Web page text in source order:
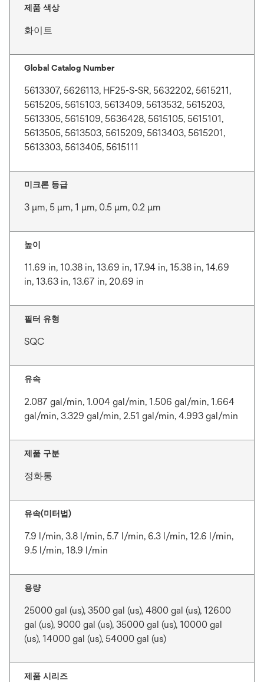
제품 색상
화이트
Global Catalog Number
5613307, 5626113, HF25-S-SR, 5632202, 5615211,
5615205, 5615103, 5613409, 5613532, 5615203,
5613305, 5615109, 5636428, 5615105, 5615101,
5613505, 5613503, 5615209, 5613403, 5615201,
5613303, 5613405, 5615111
미크론 등급
3 μm, 5 μm, 1 μm, 0.5 μm, 0.2 μm
높이
11.69 in, 10.38 in, 13.69 in, 17.94 in, 15.38 in, 14.69
in, 13.63 in, 13.67 in, 20.69 in
필터 유형
SQC
유속
2.087 gal/min, 1.004 gal/min, 1.506 gal/min, 1.664
gal/min, 3.329 gal/min, 2.51 gal/min, 4.993 gal/min
제품 구분
정화통
유속(미터법)
7.9 l/min, 3.8 l/min, 5.7 l/min, 6.3 l/min, 12.6 l/min,
9.5 l/min, 18.9 l/min
용량
25000 gal (us), 3500 gal (us), 4800 gal (us), 12600
gal (us), 9000 gal (us), 35000 gal (us), 10000 gal
(us), 14000 gal (us), 54000 gal (us)
제품 시리즈